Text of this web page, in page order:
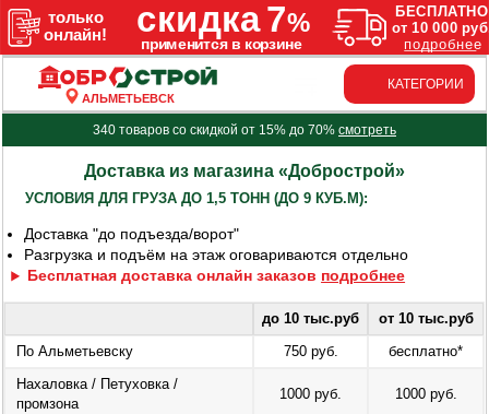
АЛЬМЕТЬЕВСК
КАТЕГОРИИ
340 товаров со скидкой от 15% до 70% смотреть
Доставка из магазина «Добрострой»
УСЛОВИЯ ДЛЯ ГРУЗА ДО 1,5 ТОНН (ДО 9 КУБ.М):
Доставка "до подъезда/ворот"
Разгрузка и подъём на этаж оговариваются отдельно
Бесплатная доставка онлайн заказов подробнее
до 10 тыс.руб
от 10 тыс.руб
По Альметьевску
750 руб.
бесплатно*
Нахаловка / Петуховка /
промзона
1000 руб. 1000 руб.